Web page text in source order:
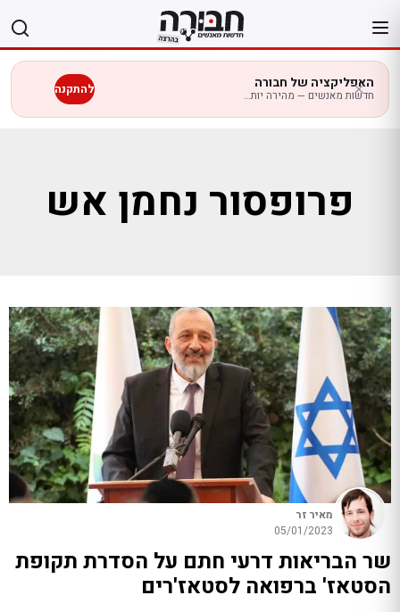
לתוכן
האפליקציה של חבורה
חדשות מאנשים — מהירה יותר בנייד להתקנה
פרופסור נחמן אש
מאיר זר
05/01/2023
שר הבריאות דרעי חתם על הסדרת תקופת
הסטאז' ברפואה לסטאז'רים